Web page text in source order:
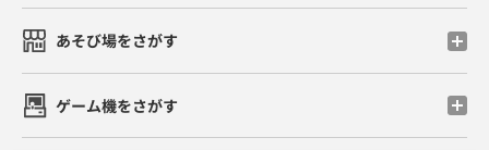
あそび場をさがす
ゲーム機をさがす